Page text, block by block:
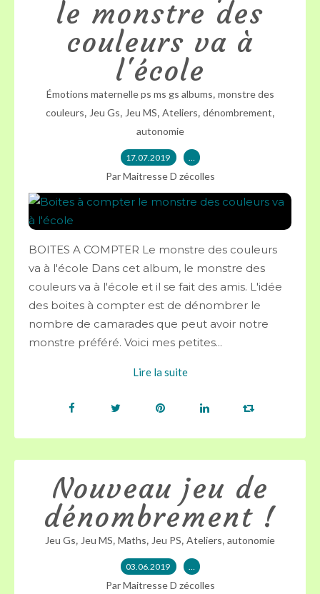
le monstre des
couleurs va à
l'école
Émotions maternelle ps ms gs albums, monstre des
couleurs, Jeu Gs, Jeu MS, Ateliers, dénombrement,
autonomie
17.07.2019 …
Par Maitresse D zécolles
BOITES A COMPTER Le monstre des couleurs
va à l'école Dans cet album, le monstre des
couleurs va à l'école et il se fait des amis. L'idée
des boites à compter est de dénombrer le
nombre de camarades que peut avoir notre
monstre préféré. Voici mes petites...
Lire la suite
Nouveau jeu de
dénombrement !
Jeu Gs, Jeu MS, Maths, Jeu PS, Ateliers, autonomie
03.06.2019 …
Par Maitresse D zécolles